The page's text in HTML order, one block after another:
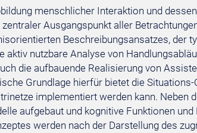
menschlicher Interaktion und
Ausgangspunkt aller
Beschreibungsansatzes, der
nutzbare Analyse von
die aufbauende Realisierung von
Grundlage hierfür bietet die
implementiert werden kann. Neben
aufgebaut und kognitive Funktionen
werden nach der Darstellung des